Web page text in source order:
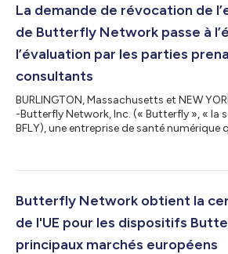
La demande de révocation de
de Butterfly Network passe à
l’évaluation par les parties
consultants
BURLINGTON, Massachusetts et NEW
-Butterfly Network, Inc. (« Butterfly », « la
BFLY), une entreprise de santé numérique
officiellement lancé la période d’examen
révoquer l’annexe IV n° 14 de la directive
Hazardous...
Butterfly Network obtient la
de l'UE pour les dispositifs
principaux marchés européens